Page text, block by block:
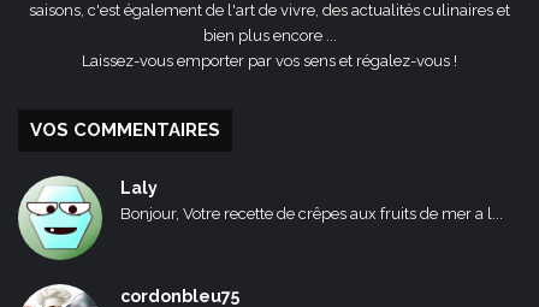
saisons, c'est également de l'art de vivre, des actualités culinaires et
bien plus encore ...
Laissez-vous emporter par vos sens et régalez-vous !
VOS COMMENTAIRES
Laly
Bonjour, Votre recette de crêpes aux fruits de mer a l...
cordonbleu75